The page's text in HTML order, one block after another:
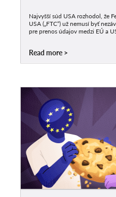
Najvyšší súd USA rozhodol, že
USA („FTC“) už nemusí byť
pre prenos údajov medzi EÚ a
Read more